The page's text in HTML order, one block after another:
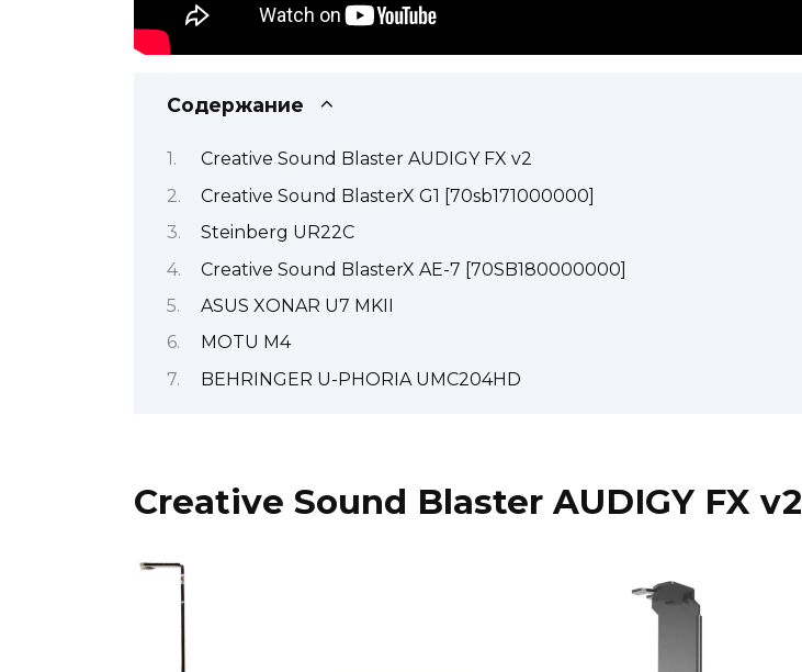
Содержание
Creative Sound Blaster AUDIGY FX v2
Creative Sound BlasterX G1 [70sb171000000]
Steinberg UR22C
Creative Sound BlasterX AE-7 [70SB180000000]
ASUS XONAR U7 MKII
MOTU M4
BEHRINGER U-PHORIA UMC204HD
Creative Sound Blaster AUDIGY FX v2